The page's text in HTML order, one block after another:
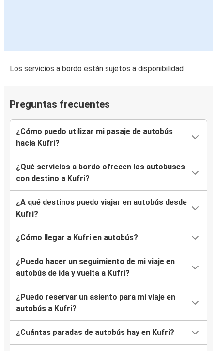
Los servicios a bordo están sujetos a disponibilidad
Preguntas frecuentes
¿Cómo puedo utilizar mi pasaje de autobús
hacia Kufri?
¿Qué servicios a bordo ofrecen los autobuses
con destino a Kufri?
¿A qué destinos puedo viajar en autobús desde
Kufri?
¿Cómo llegar a Kufri en autobús?
¿Puedo hacer un seguimiento de mi viaje en
autobús de ida y vuelta a Kufri?
¿Puedo reservar un asiento para mi viaje en
autobús a Kufri?
¿Cuántas paradas de autobús hay en Kufri?